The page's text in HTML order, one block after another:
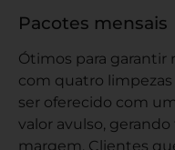
Pacotes mensais
Ótimos para garantir
com quatro
ser oferecido com
valor avulso,
margem. Clientes